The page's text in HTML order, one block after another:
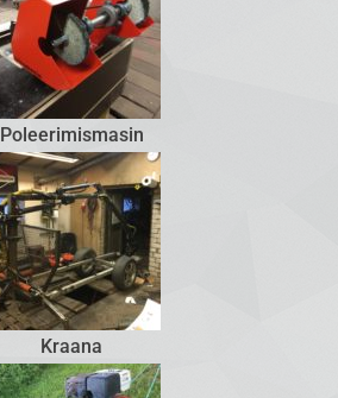
Poleerimismasin
Kraana